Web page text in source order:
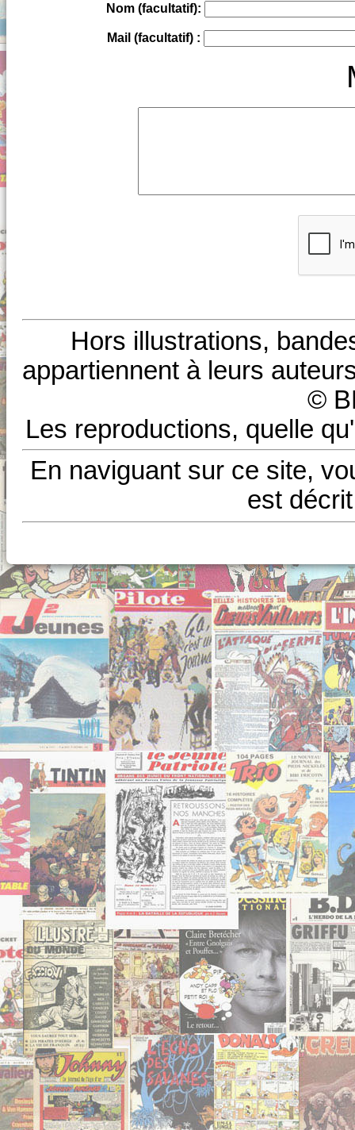
Nom (facultatif):
Mail (facultatif) :
Hors illustrations,
appartiennent à leurs
©
Les reproductions, quelle
En naviguant sur ce site,
est